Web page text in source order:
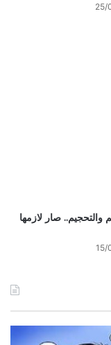
25/
والتحجيم.. صار لازمها
15/